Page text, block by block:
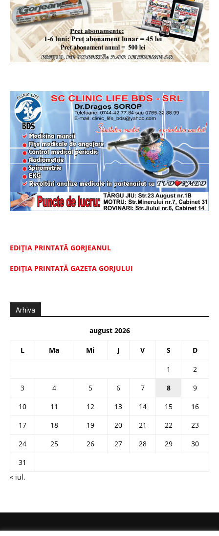
EDIȚIA PRINTATĂ GORJEANUL
EDIŢIA PRINTATĂ GAZETA GORJULUI
Arhiva
august 2026
L Ma Mi J V S D
1
2
3
4 5 6 7 8
9
10
11 12 13 14 15
16
17
18 19 20 21 22
23
24
25 26 27 28 29
30
31
« iul.